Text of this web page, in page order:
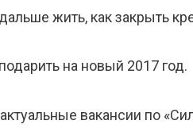
жить, как закрыть
на новый 2017 год.
вакансии по